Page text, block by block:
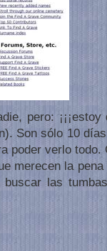
pero:
Son sólo 10
poder verlo
merecen la
las